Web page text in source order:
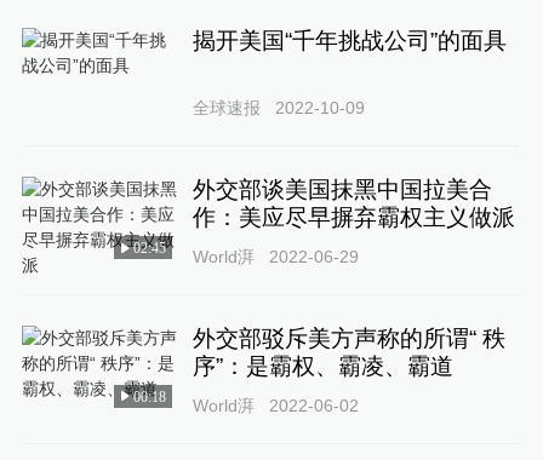
揭开美国“千年挑战公司”的面具
全球速报 2022-10-09
02:45
外交部谈美国抹黑中国拉美合
作：美应尽早摒弃霸权主义做派
World湃 2022-06-29
00:18
外交部驳斥美方声称的所谓“ 秩
序”：是霸权、霸凌、霸道
World湃 2022-06-02